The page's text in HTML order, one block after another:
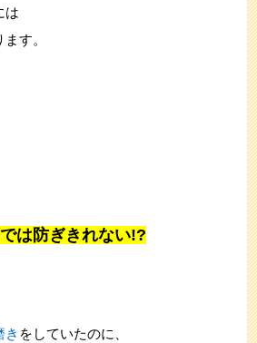
は
す。
は防ぎきれない!?
き をしていたのに、